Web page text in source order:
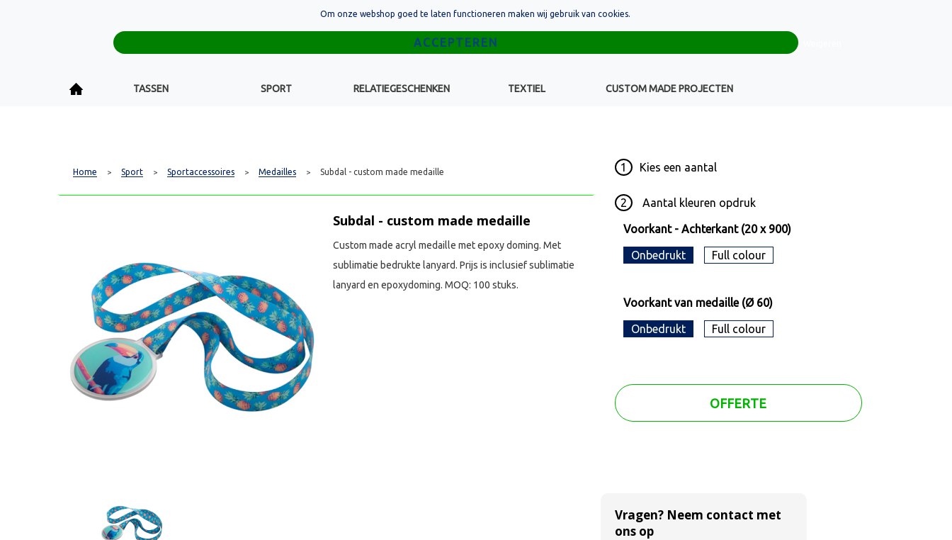
+32(0)16 43 54 19
TASSEN SPORT RELATIEGESCHENKEN TEXTIEL CUSTOM MADE PROJECTEN
Home > Sport > Sportaccessoires > Medailles > Subdal - custom made medaille 1 Kies een aantal
2 Aantal kleuren opdruk
Voorkant - Achterkant (20 x 900)
Onbedrukt Full colour
Voorkant van medaille (Ø 60)
Onbedrukt Full colour
OFFERTE
Subdal - custom made medaille
Custom made acryl medaille met epoxy doming. Met
sublimatie bedrukte lanyard. Prijs is inclusief sublimatie
lanyard en epoxydoming. MOQ: 100 stuks.
Vragen? Neem contact met
ons op
Om onze webshop goed te laten functioneren maken wij gebruik van cookies.